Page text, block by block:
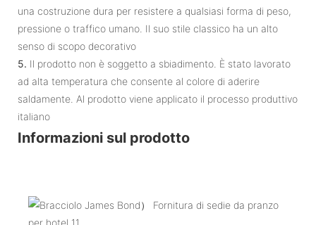
una costruzione dura per resistere a qualsiasi forma di peso,
pressione o traffico umano. Il suo stile classico ha un alto
senso di scopo decorativo
5. Il prodotto non è soggetto a sbiadimento. È stato lavorato
ad alta temperatura che consente al colore di aderire
saldamente. Al prodotto viene applicato il processo produttivo
italiano
Informazioni sul prodotto